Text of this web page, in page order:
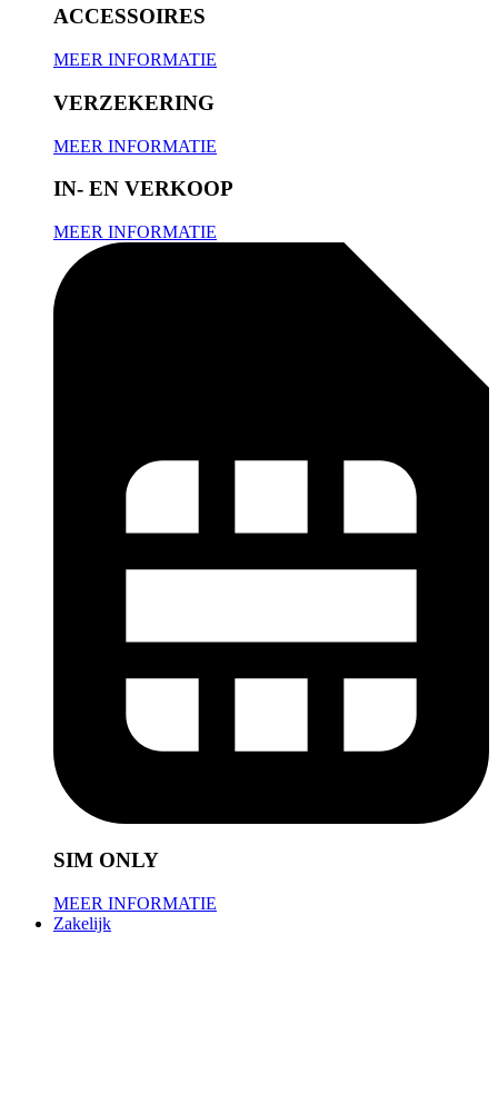
ACCESSOIRES
MEER INFORMATIE
VERZEKERING
MEER INFORMATIE
IN- EN VERKOOP
MEER INFORMATIE
SIM ONLY
MEER INFORMATIE
Zakelijk